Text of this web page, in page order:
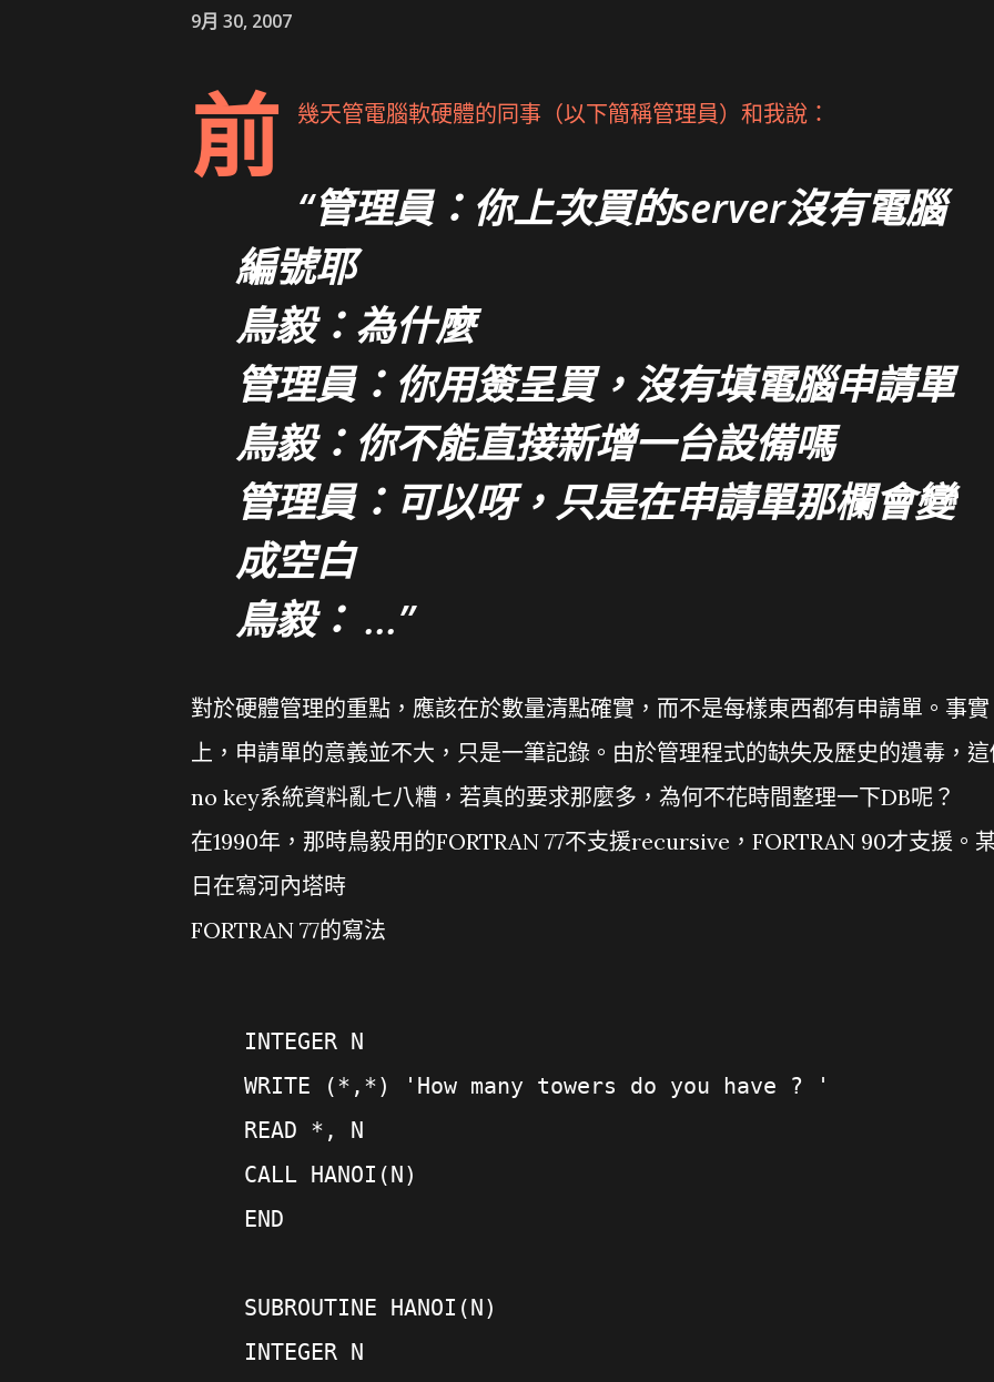
9月 30, 2007
前 幾天管電腦軟硬體的同事（以下簡稱管理員）和我說：
管理員：你上次買的server沒有電腦
編號耶
鳥毅：為什麼
管理員：你用簽呈買，沒有填電腦申請單
鳥毅：你不能直接新增一台設備嗎
管理員：可以呀，只是在申請單那欄會變
成空白
鳥毅： ...
對於硬體管理的重點，應該在於數量清點確實，而不是每樣東西都有申請單。事實
上，申請單的意義並不大，只是一筆記錄。由於管理程式的缺失及歷史的遺毒，
no key系統資料亂七八糟，若真的要求那麼多，為何不花時間整理一下DB呢？
在1990年，那時鳥毅用的FORTRAN 77不支援recursive，FORTRAN 90才支援。
日在寫河內塔時
FORTRAN 77的寫法
    INTEGER N
    WRITE (*,*) 'How many towers do you have ? '
    READ *, N
    CALL HANOI(N)
    END
    SUBROUTINE HANOI(N)
    INTEGER N